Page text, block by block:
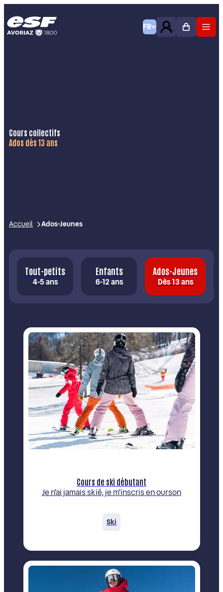
FR
Cours collectifs
Ados dès 13 ans
Accueil Ados-Jeunes
Tout-petits
4-5 ans
Enfants
6-12 ans
Ados-Jeunes
Dès 13 ans
Cours de ski débutant
Je n'ai jamais skié, je m'inscris en ourson
Ski